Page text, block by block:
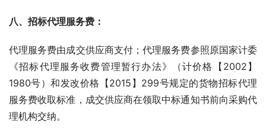
八、招标代理服务费：
代理服务费由成交供应商支付；代理服务费参照原国家计委
《招标代理服务收费管理暂行办法》（计价格【2002】
1980号）和发改价格【2015】299号规定的货物招标代理
服务费收取标准，成交供应商在领取中标通知书前向采购代
理机构交纳。